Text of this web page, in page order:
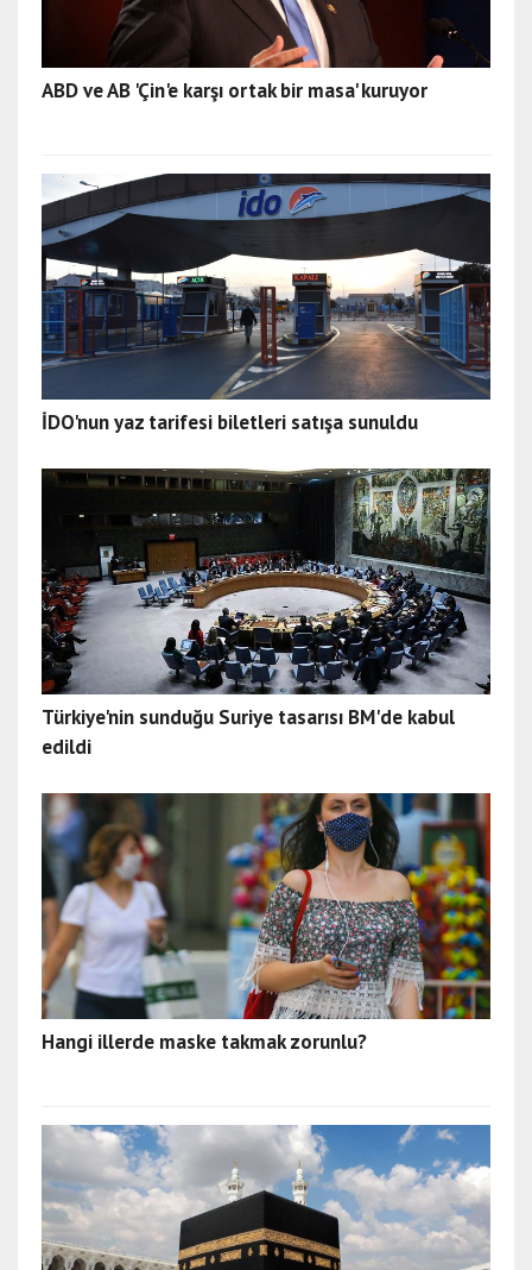
ABD ve AB 'Çin'e karşı ortak bir masa' kuruyor
İDO'nun yaz tarifesi biletleri satışa sunuldu
Türkiye'nin sunduğu Suriye tasarısı BM'de kabul
edildi
Hangi illerde maske takmak zorunlu?